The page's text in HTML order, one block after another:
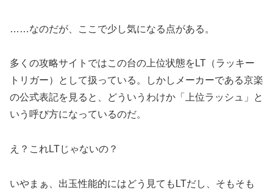
……なのだが、ここで少し気になる点がある。
多くの攻略サイトではこの台の上位状態をLT（ラッキー
トリガー）として扱っている。しかしメーカーである京楽
の公式表記を見ると、どういうわけか「上位ラッシュ」と
いう呼び方になっているのだ。
え？これLTじゃないの？
いやまぁ、出玉性能的にはどう見てもLTだし、そもそも